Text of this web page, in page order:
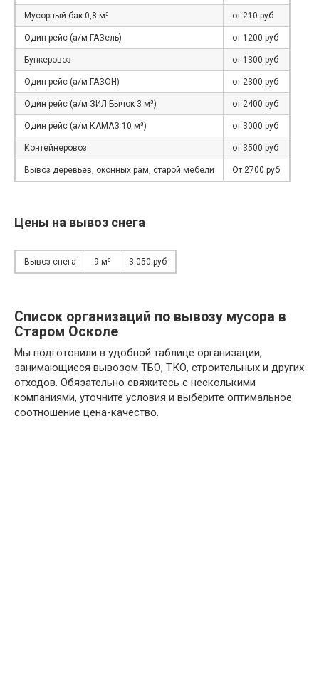
Мусорный бак 0,8 м³ от 210 руб
Один рейс (а/м ГАЗель) от 1200 руб
Бункеровоз от 1300 руб
Один рейс (а/м ГАЗОН) от 2300 руб
Один рейс (а/м ЗИЛ Бычок 3 м³) от 2400 руб
Один рейс (а/м КАМАЗ 10 м³) от 3000 руб
Контейнеровоз от 3500 руб
Вывоз деревьев, оконных рам, старой мебели От 2700 руб
Цены на вывоз снега
Вывоз снега 9 м³ 3 050 руб
Список организаций по вывозу мусора в
Старом Осколе
Мы подготовили в удобной таблице организации,
занимающиеся вывозом ТБО, ТКО, строительных и других
отходов. Обязательно свяжитесь с несколькими
компаниями, уточните условия и выберите оптимальное
соотношение цена-качество.